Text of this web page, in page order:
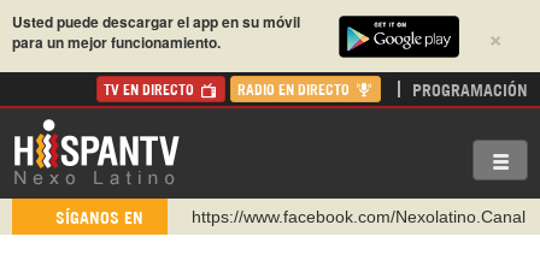
×
Usted puede descargar el app en su móvil
para un mejor funcionamiento.
TV EN DIRECTO RADIO EN DIRECTO PROGRAMACIÓN
SÍGANOS EN
https://www.facebook.com/Nexolatino.Canal